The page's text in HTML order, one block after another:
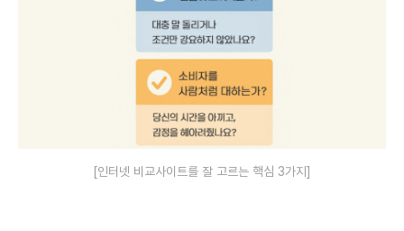
[인터넷 비교사이트를 잘 고르는 핵심 3가지]